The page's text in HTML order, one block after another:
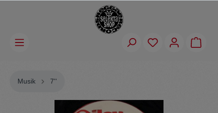
Musik 7''